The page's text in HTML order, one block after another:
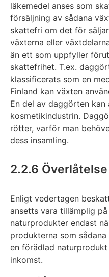
läkemedel anses som
försäljning av sådana
skattefri om det för
växterna eller
än ett som uppfyller
skattefrihet. T.ex.
klassificerats som en
Finland kan växten
En del av daggörten kan
kosmetikindustrin.
rötter, varför man
dess insamling.
2.2.6
Enligt vedertagen
ansetts vara tillämplig
naturprodukter endast
produkterna som
en förädlad
inkomst.